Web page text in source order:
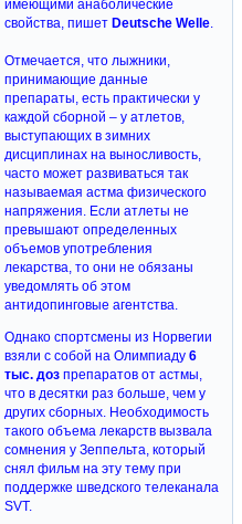
имеющими анаболические
свойства, пишетDeutsche Welle
Отмечается, что лыжники,
принимающие данные
препараты, есть практически у
каждой сборной – у атлетов,
выступающих в зимних
дисциплинах на выносливость,
часто может развиваться так
называемая астма физического
напряжения. Если атлеты не
превышают определенных
объемов употребления
лекарства, то они не обязаны
уведомлять об этом
антидопинговые агентства.
Однако спортсмены из Норвегии
взяли с собой на Олимпиаду6
тыс. дозпрепаратов от астмы,
что в десятки раз больше, чем у
других сборных. Необходимость
такого объема лекарств вызвала
сомнения у Зеппельта, который
снял фильм на эту тему при
поддержке шведского телеканала
SVT.